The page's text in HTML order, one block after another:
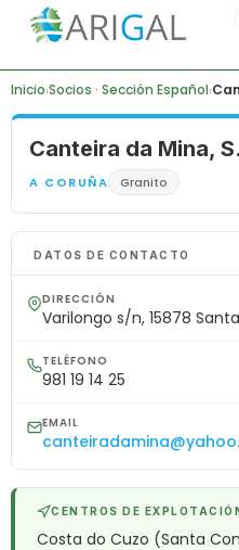
Inicio›Socios · Sección Español›
Canteira da Mina,
A CORUÑA Granito
DATOS DE CONTACTO
DIRECCIÓN
Varilongo s/n, 15878
TELÉFONO
981 19 14 25
EMAIL
CENTROS DE
Costa do Cuzo (Santa